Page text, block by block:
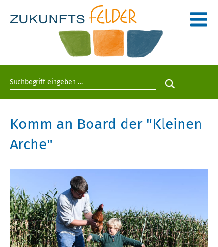
Suchbegriff eingeben
Suche
Komm an Board der "Kleinen
Arche"